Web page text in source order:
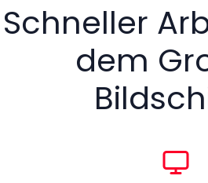
Schneller
dem